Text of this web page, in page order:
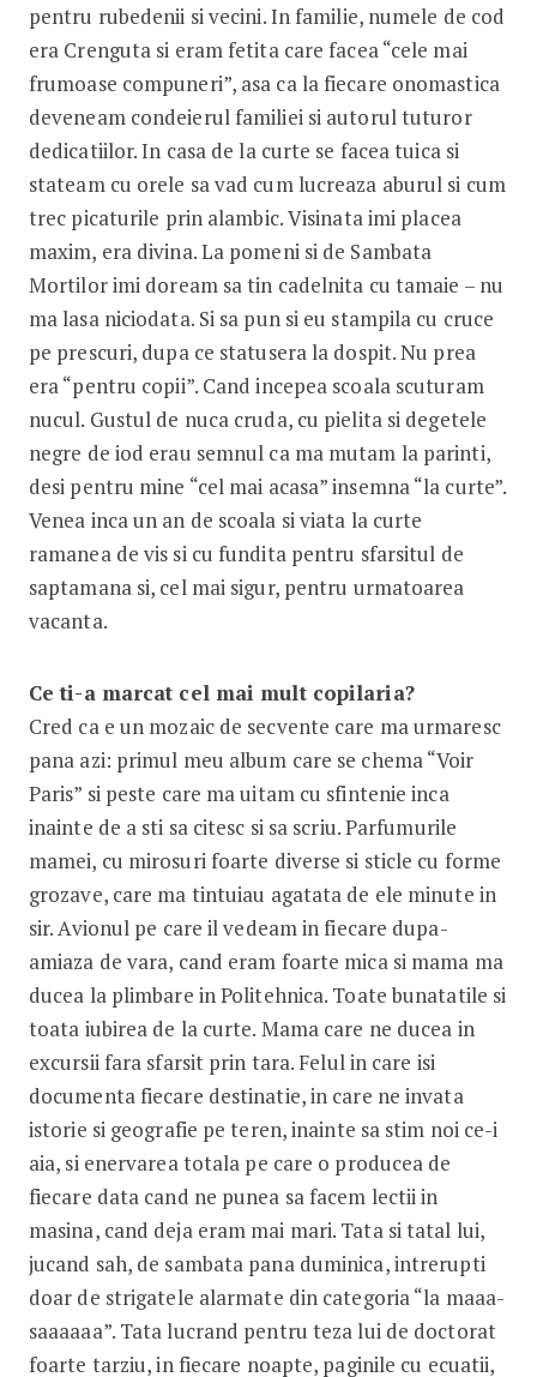
pentru rubedenii si vecini. In familie, numele de cod
era Crenguta si eram fetita care facea “cele mai
frumoase compuneri”, asa ca la fiecare onomastica
deveneam condeierul familiei si autorul tuturor
dedicatiilor. In casa de la curte se facea tuica si
stateam cu orele sa vad cum lucreaza aburul si cum
trec picaturile prin alambic. Visinata imi placea
maxim, era divina. La pomeni si de Sambata
Mortilor imi doream sa tin cadelnita cu tamaie – nu
ma lasa niciodata. Si sa pun si eu stampila cu cruce
pe prescuri, dupa ce statusera la dospit. Nu prea
era “pentru copii”. Cand incepea scoala scuturam
nucul. Gustul de nuca cruda, cu pielita si degetele
negre de iod erau semnul ca ma mutam la parinti,
desi pentru mine “cel mai acasa” insemna “la curte”.
Venea inca un an de scoala si viata la curte
ramanea de vis si cu fundita pentru sfarsitul de
saptamana si, cel mai sigur, pentru urmatoarea
vacanta.
Ce ti-a marcat cel mai mult copilaria?
Cred ca e un mozaic de secvente care ma urmaresc
pana azi: primul meu album care se chema “Voir
Paris” si peste care ma uitam cu sfintenie inca
inainte de a sti sa citesc si sa scriu. Parfumurile
mamei, cu mirosuri foarte diverse si sticle cu forme
grozave, care ma tintuiau agatata de ele minute in
sir. Avionul pe care il vedeam in fiecare dupa-
amiaza de vara, cand eram foarte mica si mama ma
ducea la plimbare in Politehnica. Toate bunatatile si
toata iubirea de la curte. Mama care ne ducea in
excursii fara sfarsit prin tara. Felul in care isi
documenta fiecare destinatie, in care ne invata
istorie si geografie pe teren, inainte sa stim noi ce-i
aia, si enervarea totala pe care o producea de
fiecare data cand ne punea sa facem lectii in
masina, cand deja eram mai mari. Tata si tatal lui,
jucand sah, de sambata pana duminica, intrerupti
doar de strigatele alarmate din categoria “la maaa-
saaaaaa”. Tata lucrand pentru teza lui de doctorat
foarte tarziu, in fiecare noapte, paginile cu ecuatii,